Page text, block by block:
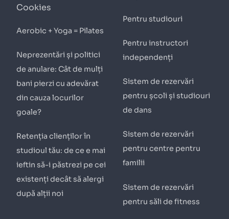
Cookies
Aerobic + Yoga = Pilates
Neprezentări și politici
de anulare: Cât de mulți
bani pierzi cu adevărat
din cauza locurilor
goale?
Retenția clienților în
studioul tău: de ce e mai
ieftin să-i păstrezi pe cei
existenți decât să alergi
după alții noi
Pentru studiouri
Pentru instructori
independenți
Sistem de rezervări
pentru școli și studiouri
de dans
Sistem de rezervări
pentru centre pentru
familii
Sistem de rezervări
pentru săli de fitness